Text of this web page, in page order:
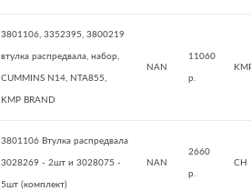
3801106, 3352395, 3800219
втулка распредвала, набор,
CUMMINS N14, NTA855,
KMP BRAND
NAN
11060
р.
3801106 Втулка распредвала
3028269 - 2шт и 3028075 -
5шт (комплект)
NAN
2660
р.
CH